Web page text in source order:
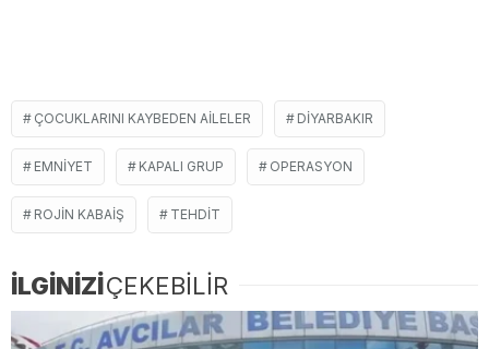
ÇOCUKLARINI KAYBEDEN AILELER DIYARBAKIR
EMNIYET KAPALI GRUP OPERASYON
ROJIN KABAIŞ TEHDIT
İLGİNİZİÇEKEBİLİR